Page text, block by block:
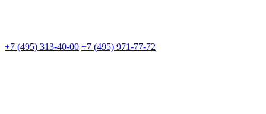
+7 (495) 313-40-00 +7 (495) 971-77-72